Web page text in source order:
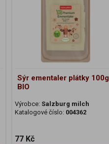
Sýr ementaler plátky 100g
BIO
Výrobce: Salzburg milch
Katalogové číslo: 004362
77 Kč